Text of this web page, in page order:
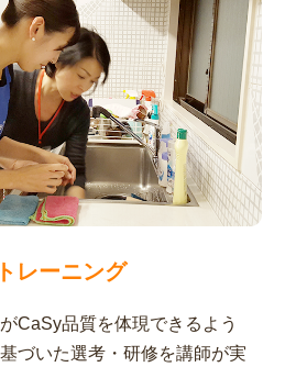
トレーニング
CaSy品質を体現できるよう
づいた選考・研修を講師が実